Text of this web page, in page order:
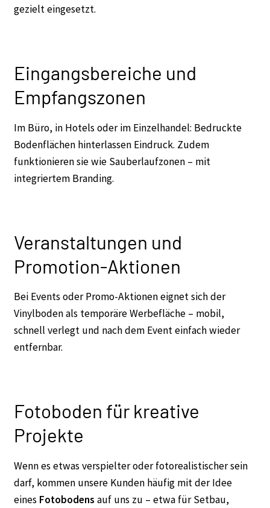
gezielt eingesetzt.
Eingangsbereiche und
Empfangszonen
Im Büro, in Hotels oder im Einzelhandel: Bedruckte
Bodenflächen hinterlassen Eindruck. Zudem
funktionieren sie wie Sauberlaufzonen – mit
integriertem Branding.
Veranstaltungen und
Promotion-Aktionen
Bei Events oder Promo-Aktionen eignet sich der
Vinylboden als temporäre Werbefläche – mobil,
schnell verlegt und nach dem Event einfach wieder
entfernbar.
Fotoboden für kreative
Projekte
Wenn es etwas verspielter oder fotorealistischer sein
darf, kommen unsere Kunden häufig mit der Idee
eines Fotobodens auf uns zu – etwa für Setbau,